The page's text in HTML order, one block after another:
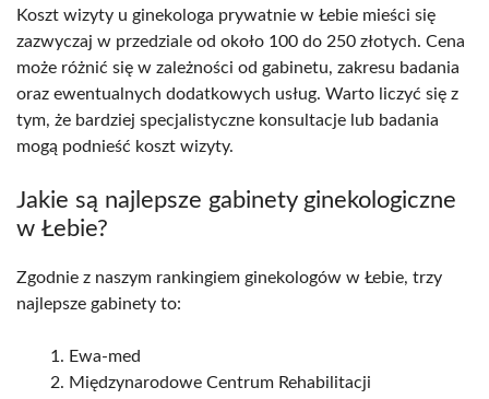
Koszt wizyty u ginekologa prywatnie w Łebie mieści się
zazwyczaj w przedziale od około 100 do 250 złotych. Cena
może różnić się w zależności od gabinetu, zakresu badania
oraz ewentualnych dodatkowych usług. Warto liczyć się z
tym, że bardziej specjalistyczne konsultacje lub badania
mogą podnieść koszt wizyty.
Jakie są najlepsze gabinety ginekologiczne
w Łebie?
Zgodnie z naszym rankingiem ginekologów w Łebie, trzy
najlepsze gabinety to:
Ewa-med
Międzynarodowe Centrum Rehabilitacji